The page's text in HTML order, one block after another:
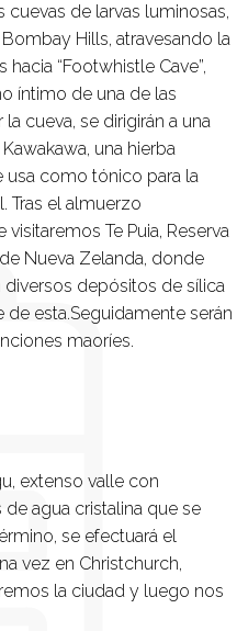
cuevas de larvas luminosas,
Hills, atravesando la
“Footwhistle Cave”,
íntimo de una de las
cueva, se dirigirán a una
una hierba
usa como tónico para la
Tras el almuerzo
Te Puia, Reserva
Nueva Zelanda, donde
diversos depósitos de sílica
esta.Seguidamente serán
maoríes.
extenso valle con
agua cristalina que se
se efectuará el
vez en Christchurch,
la ciudad y luego nos